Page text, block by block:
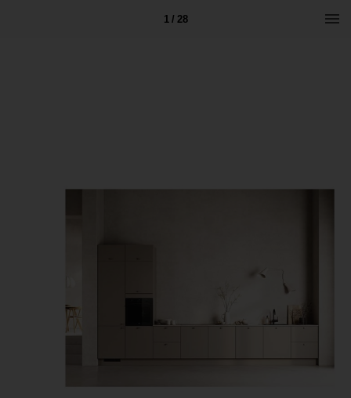
1 / 28